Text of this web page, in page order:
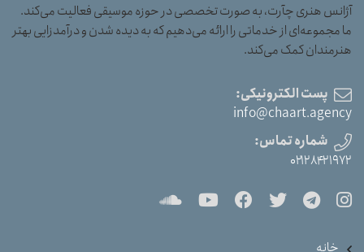
آژانس هنری چآرت، به صورت تخصصی در حوزه موسیقی فعالیت می‌کند.
ما مجموعه‌ای از خدماتی را ارائه می‌دهیم که به دیده شدن و درآمدزایی بهتر
هنرمندان کمک می‌کند.
پست الکترونیکی:
info@chaart.agency
شماره تماس:
۰۲۱۲۸۴۲۱۹۷۲
خانه